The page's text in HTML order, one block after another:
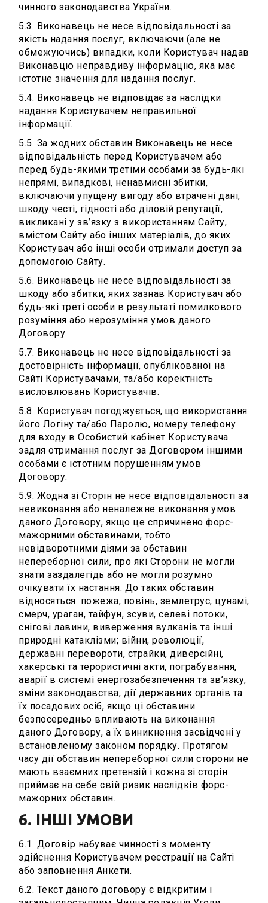
чинного законодавства України.
5.3. Виконавець не несе відповідальності за
якість надання послуг, включаючи (але не
обмежуючись) випадки, коли Користувач надав
Виконавцю неправдиву інформацію, яка має
істотне значення для надання послуг.
5.4. Виконавець не відповідає за наслідки
надання Користувачем неправильної
інформації.
5.5. За жодних обставин Виконавець не несе
відповідальність перед Користувачем або
перед будь-якими третіми особами за будь-які
непрямі, випадкові, ненавмисні збитки,
включаючи упущену вигоду або втрачені дані,
шкоду честі, гідності або діловій репутації,
викликані у зв’язку з використанням Сайту,
вмістом Сайту або інших матеріалів, до яких
Користувач або інші особи отримали доступ за
допомогою Сайту.
5.6. Виконавець не несе відповідальності за
шкоду або збитки, яких зазнав Користувач або
будь-які треті особи в результаті помилкового
розуміння або нерозуміння умов даного
Договору.
5.7. Виконавець не несе відповідальності за
достовірність інформації, опублікованої на
Сайті Користувачами, та/або коректність
висловлювань Користувачів.
5.8. Користувач погоджується, що використання
його Логіну та/або Паролю, номеру телефону
для входу в Особистий кабінет Користувача
задля отримання послуг за Договором іншими
особами є істотним порушенням умов
Договору.
5.9. Жодна зі Сторін не несе відповідальності за
невиконання або неналежне виконання умов
даного Договору, якщо це спричинено форс-
мажорними обставинами, тобто
невідворотними діями за обставин
непереборної сили, про які Сторони не могли
знати заздалегідь або не могли розумно
очікувати їх настання. До таких обставин
відносяться: пожежа, повінь, землетрус, цунамі,
смерч, ураган, тайфун, зсуви, селеві потоки,
снігові лавини, виверження вулканів та інші
природні катаклізми; війни, революції,
державні перевороти, страйки, диверсійні,
хакерські та терористичні акти, пограбування,
аварії в системі енергозабезпечення та зв’язку,
зміни законодавства, дії державних органів та
їх посадових осіб, якщо ці обставини
безпосередньо впливають на виконання
даного Договору, а їх виникнення засвідчені у
встановленому законом порядку. Протягом
часу дії обставин непереборної сили сторони не
мають взаємних претензій і кожна зі сторін
приймає на себе свій ризик наслідків форс-
мажорних обставин.
6. ІНШІ УМОВИ
6.1. Договір набуває чинності з моменту
здійснення Користувачем реєстрації на Сайті
або заповнення Анкети.
6.2. Текст даного договору є відкритим і